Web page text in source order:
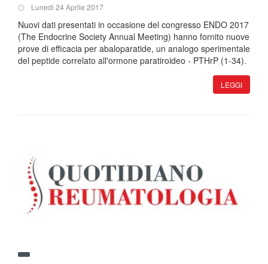
Lunedi 24 Aprile 2017
Nuovi dati presentati in occasione del congresso ENDO 2017
(The Endocrine Society Annual Meeting) hanno fornito nuove
prove di efficacia per abaloparatide, un analogo sperimentale
del peptide correlato all'ormone paratiroideo - PTHrP (1-34).
LEGGI